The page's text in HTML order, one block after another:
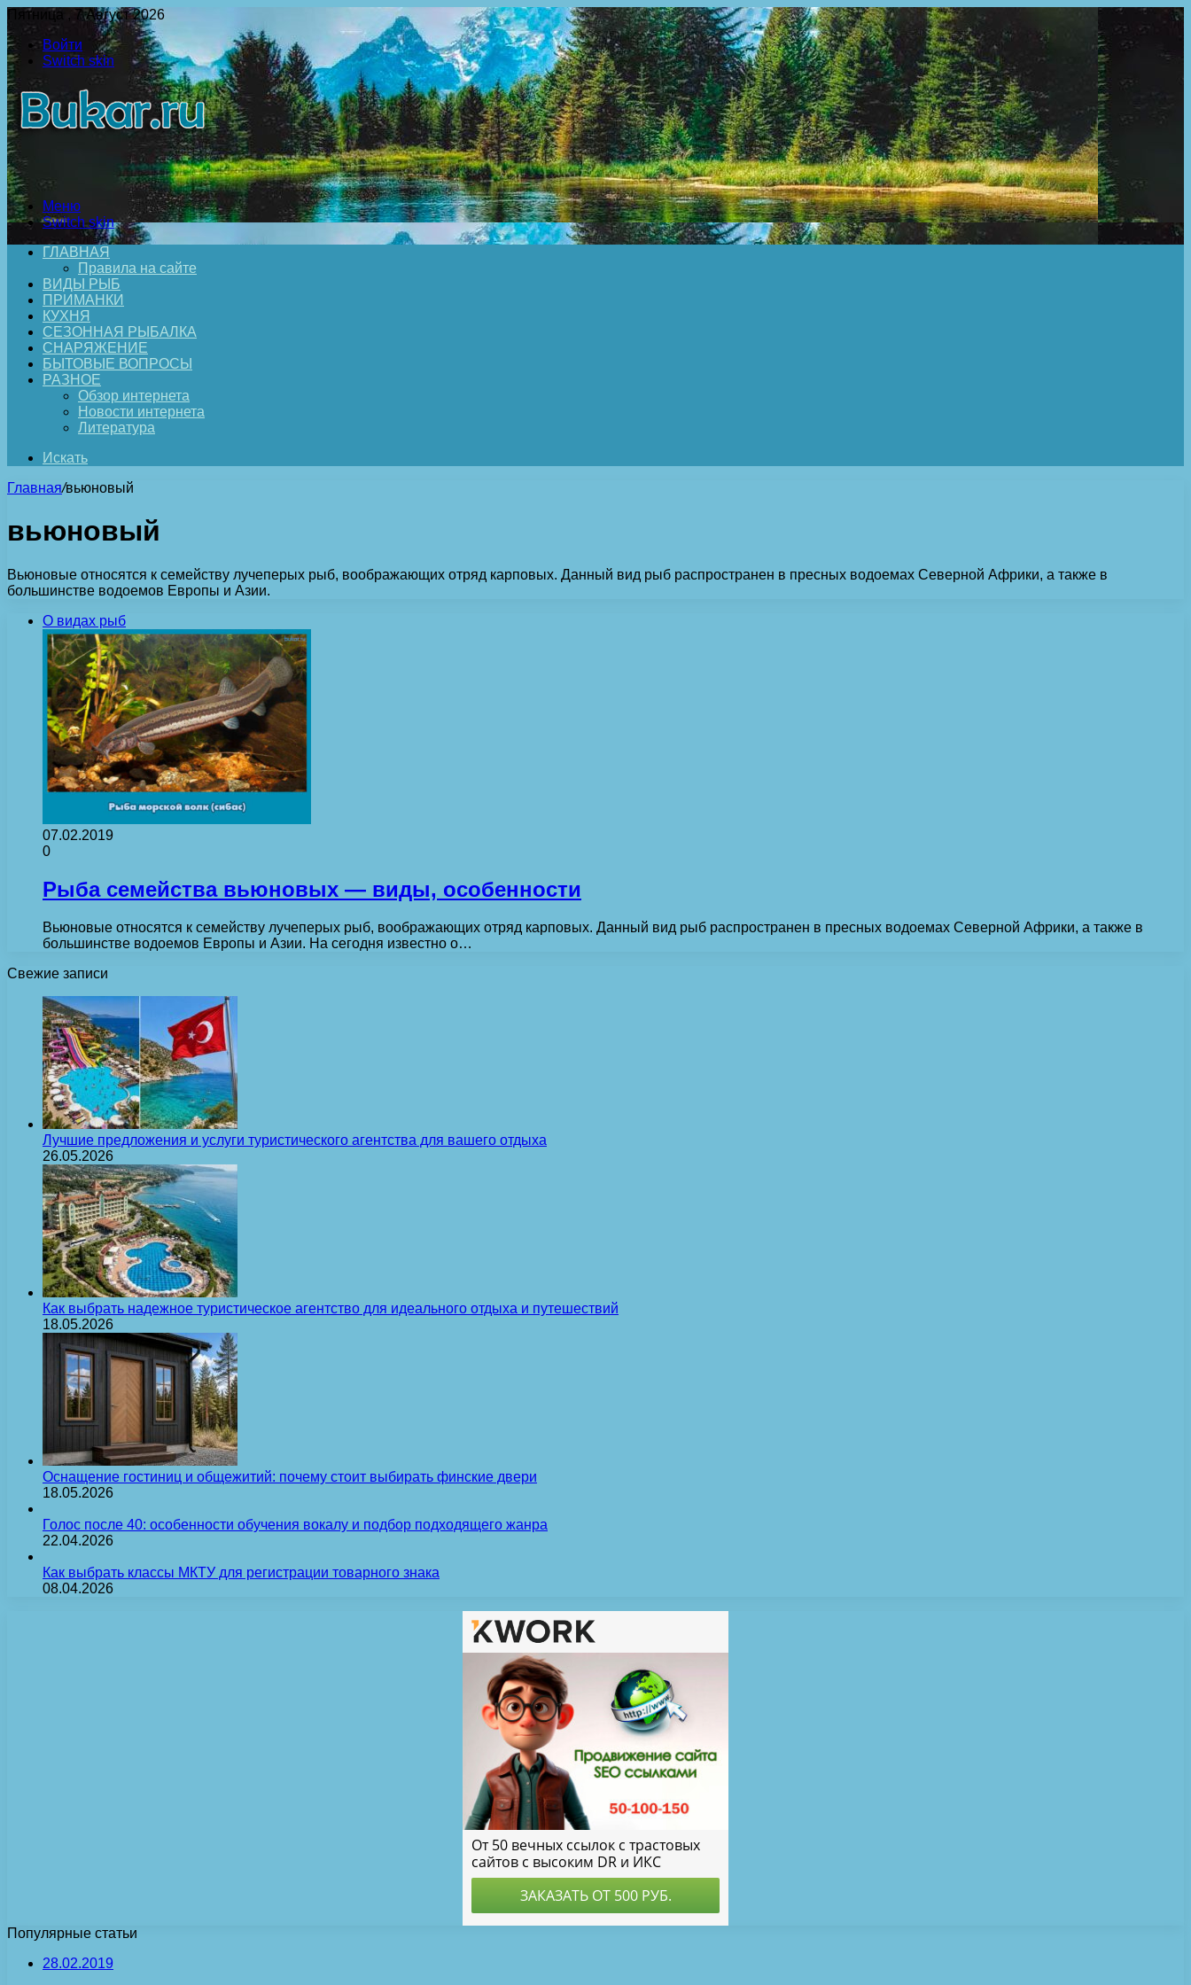
Пятница , 7 Август 2026
Войти
Switch skin
Меню
Switch skin
ГЛАВНАЯ
Правила на сайте
ВИДЫ РЫБ
ПРИМАНКИ
КУХНЯ
СЕЗОННАЯ РЫБАЛКА
СНАРЯЖЕНИЕ
БЫТОВЫЕ ВОПРОСЫ
РАЗНОЕ
Обзор интернета
Новости интернета
Литература
Искать
Главная/вьюновый
вьюновый
Вьюновые относятся к семейству лучеперых рыб, воображающих отряд карповых. Данный вид рыб распространен в пресных водоемах Северной Африки, а также в
большинстве водоемов Европы и Азии.
О видах рыб
07.02.2019
0
Рыба семейства вьюновых — виды, особенности
Вьюновые относятся к семейству лучеперых рыб, воображающих отряд карповых. Данный вид рыб распространен в пресных водоемах Северной Африки, а также в
большинстве водоемов Европы и Азии. На сегодня известно о…
Свежие записи
Лучшие предложения и услуги туристического агентства для вашего отдыха
26.05.2026
Как выбрать надежное туристическое агентство для идеального отдыха и путешествий
18.05.2026
Оснащение гостиниц и общежитий: почему стоит выбирать финские двери
18.05.2026
Голос после 40: особенности обучения вокалу и подбор подходящего жанра
22.04.2026
Как выбрать классы МКТУ для регистрации товарного знака
08.04.2026
Популярные статьи
28.02.2019